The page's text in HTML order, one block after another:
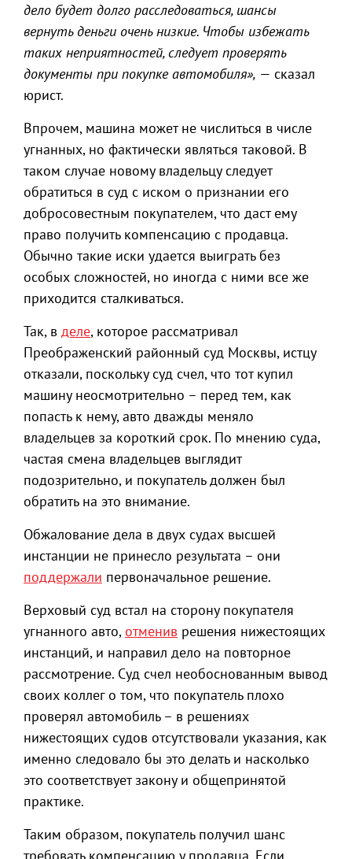
дело будет долго расследоваться, шансы
вернуть деньги очень низкие. Чтобы избежать
таких неприятностей, следует проверять
документы при покупке автомобиля», — сказал
юрист.
Впрочем, машина может не числиться в числе
угнанных, но фактически являться таковой. В
таком случае новому владельцу следует
обратиться в суд с иском о признании его
добросовестным покупателем, что даст ему
право получить компенсацию с продавца.
Обычно такие иски удается выиграть без
особых сложностей, но иногда с ними все же
приходится сталкиваться.
Так, в деле, которое рассматривал
Преображенский районный суд Москвы, истцу
отказали, поскольку суд счел, что тот купил
машину неосмотрительно – перед тем, как
попасть к нему, авто дважды меняло
владельцев за короткий срок. По мнению суда,
частая смена владельцев выглядит
подозрительно, и покупатель должен был
обратить на это внимание.
Обжалование дела в двух судах высшей
инстанции не принесло результата – они
поддержали первоначальное решение.
Верховый суд встал на сторону покупателя
угнанного авто, отменив решения нижестоящих
инстанций, и направил дело на повторное
рассмотрение. Суд счел необоснованным вывод
своих коллег о том, что покупатель плохо
проверял автомобиль – в решениях
нижестоящих судов отсутствовали указания, как
именно следовало бы это делать и насколько
это соответствует закону и общепринятой
практике.
Таким образом, покупатель получил шанс